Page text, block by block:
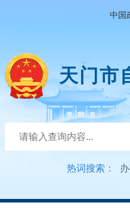
中国
天门市
热词搜索：